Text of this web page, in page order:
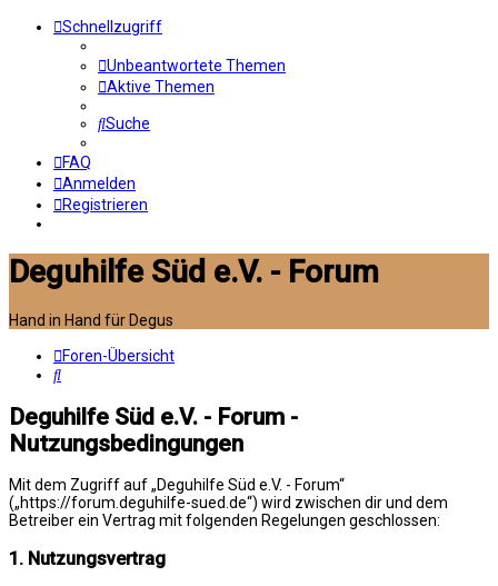
Schnellzugriff
Unbeantwortete Themen
Aktive Themen
Suche
FAQ
Anmelden
Registrieren
Deguhilfe Süd e.V. - Forum
Hand in Hand für Degus
Foren-Übersicht
Suche
Deguhilfe Süd e.V. - Forum -
Nutzungsbedingungen
Mit dem Zugriff auf „Deguhilfe Süd e.V. - Forum“
(„https://forum.deguhilfe-sued.de“) wird zwischen dir und dem
Betreiber ein Vertrag mit folgenden Regelungen geschlossen:
1. Nutzungsvertrag